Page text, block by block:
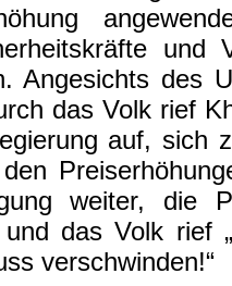
und
Angesichts des
das Volk rief
auf, sich
weiter, die
das Volk rief
verschwinden!“